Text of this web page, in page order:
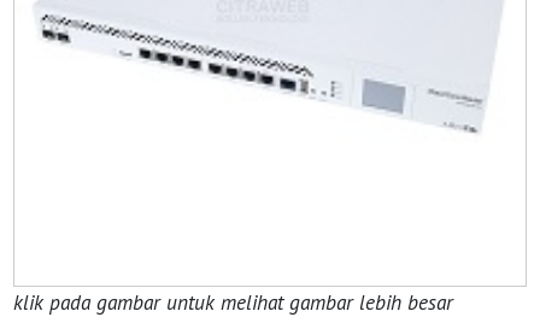
klik pada gambar untuk melihat gambar lebih besar